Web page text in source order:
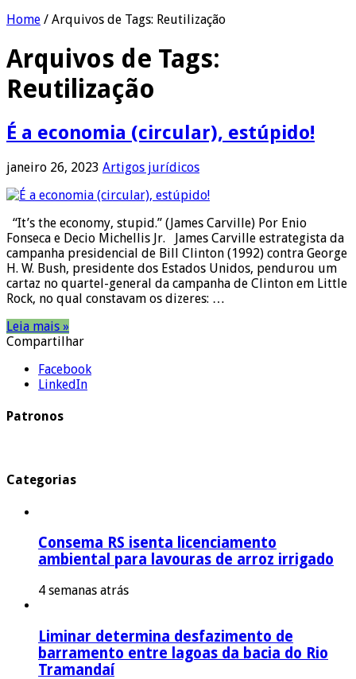
Home / Arquivos de Tags: Reutilização
Arquivos de Tags:
Reutilização
É a economia (circular), estúpido!
janeiro 26, 2023 Artigos jurídicos
“It’s the economy, stupid.” (James Carville) Por Enio
Fonseca e Decio Michellis Jr. James Carville estrategista da
campanha presidencial de Bill Clinton (1992) contra George
H. W. Bush, presidente dos Estados Unidos, pendurou um
cartaz no quartel-general da campanha de Clinton em Little
Rock, no qual constavam os dizeres: …
Leia mais »
Compartilhar
Facebook
LinkedIn
Patronos
Categorias
Consema RS isenta licenciamento
ambiental para lavouras de arroz irrigado
4 semanas atrás
Liminar determina desfazimento de
barramento entre lagoas da bacia do Rio
Tramandaí